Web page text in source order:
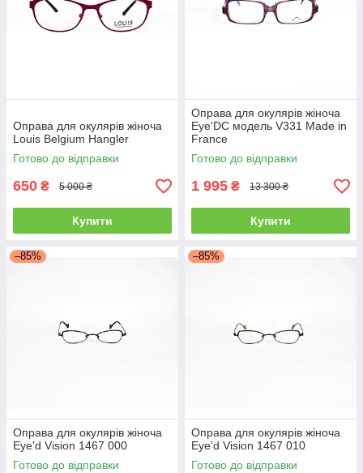
Оправа для окулярів жіноча
Louis Belgium Hangler
Готово до відправки
650 ₴ 5 000 ₴
Купити
Оправа для окулярів жіноча
Eye'DC модель V331 Made in
France
Готово до відправки
1 995 ₴ 13 300 ₴
Купити
–85%
Оправа для окулярів жіноча
Eye'd Vision 1467 000
Готово до відправки
–85%
Оправа для окулярів жіноча
Eye'd Vision 1467 010
Готово до відправки